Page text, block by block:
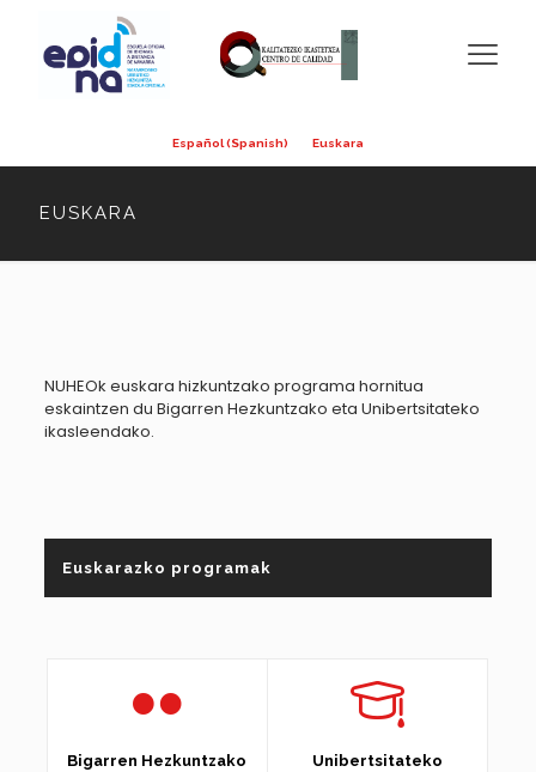
Español(Spanish) Euskara
EUSKARA
NUHEOk euskara hizkuntzako programa hornitua
eskaintzen du Bigarren Hezkuntzako eta Unibertsitateko
ikasleendako.
Euskarazko programak
Bigarren Hezkuntzako
Unibertsitateko